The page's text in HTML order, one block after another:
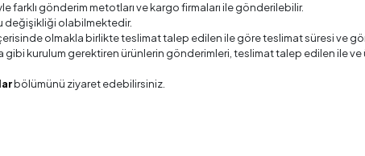
farklı gönderim metotları ve kargo firmaları ile gönderilebilir.
değişikliği olabilmektedir.
olmakla birlikte teslimat talep edilen ile göre teslimat süresi ve
gibi kurulum gerektiren ürünlerin gönderimleri, teslimat talep edilen ile
bölümünü ziyaret edebilirsiniz.